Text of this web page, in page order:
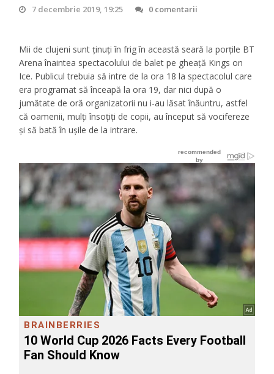
7 decembrie 2019, 19:25 0 comentarii
Mii de clujeni sunt ținuți în frig în această seară la porțile BT
Arena înaintea spectacolului de balet pe gheață Kings on
Ice. Publicul trebuia să intre de la ora 18 la spectacolul care
era programat să înceapă la ora 19, dar nici după o
jumătate de oră organizatorii nu i-au lăsat înăuntru, astfel
că oamenii, mulți însoțiți de copii, au început să vocifereze
și să bată în ușile de la intrare.